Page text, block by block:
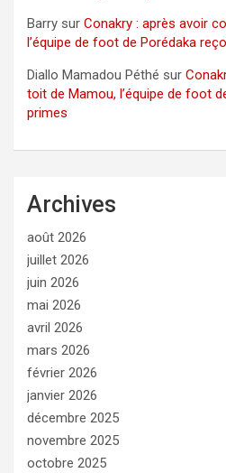
Barry sur Conakry : après avoir
l’équipe de foot de Porédaka
Diallo Mamadou Péthé sur
toit de Mamou, l’équipe de foot
primes
Archives
août 2026
juillet 2026
juin 2026
mai 2026
avril 2026
mars 2026
février 2026
janvier 2026
décembre 2025
novembre 2025
octobre 2025